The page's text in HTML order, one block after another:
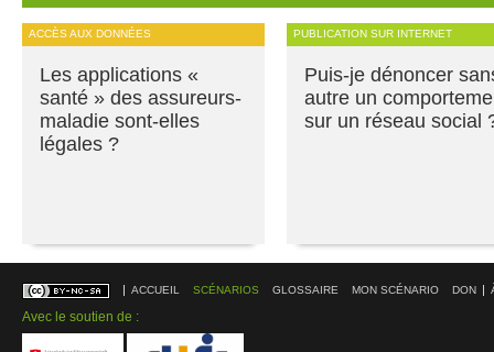
ACCÈS AUX DONNÉES
Les applications «
santé » des assureurs-
maladie sont-elles
légales ?
PUBLICATION SUR INTERNET
Puis-je dénoncer
autre un
sur un réseau social
ACCUEIL SCÉNARIOS GLOSSAIRE MON SCÉNARIO DON
Avec le soutien de :